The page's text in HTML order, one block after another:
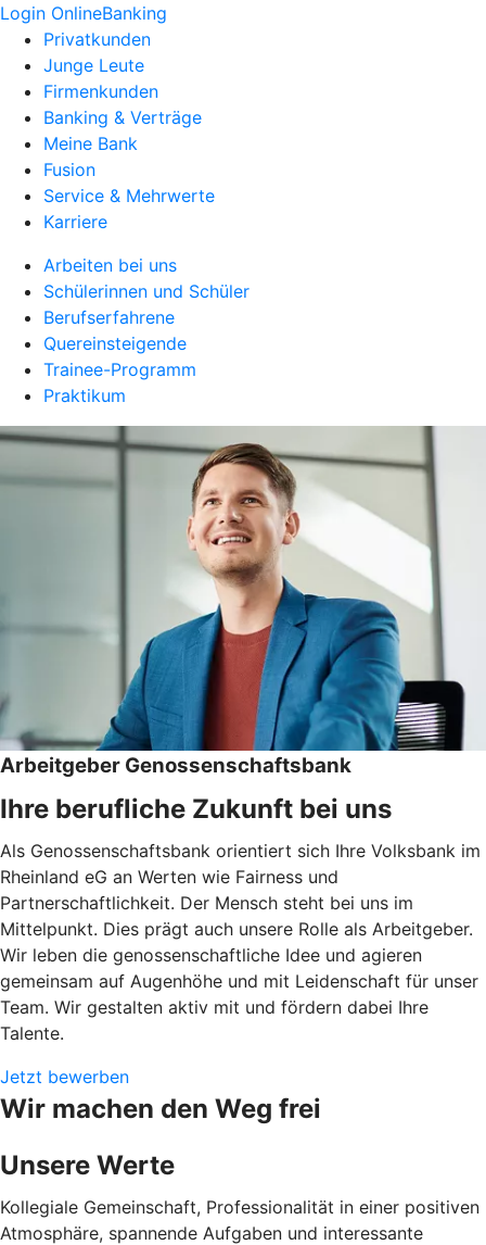
Login OnlineBanking
Privatkunden
Junge Leute
Firmenkunden
Banking & Verträge
Meine Bank
Fusion
Service & Mehrwerte
Karriere
Arbeiten bei uns
Schülerinnen und Schüler
Berufserfahrene
Quereinsteigende
Trainee-Programm
Praktikum
Arbeitgeber Genossenschaftsbank
Ihre berufliche Zukunft bei uns
Als Genossenschaftsbank orientiert sich Ihre Volksbank im
Rheinland eG an Werten wie Fairness und
Partnerschaftlichkeit. Der Mensch steht bei uns im
Mittelpunkt. Dies prägt auch unsere Rolle als Arbeitgeber.
Wir leben die genossenschaftliche Idee und agieren
gemeinsam auf Augenhöhe und mit Leidenschaft für unser
Team. Wir gestalten aktiv mit und fördern dabei Ihre
Talente.
Jetzt bewerben
Wir machen den Weg frei
Unsere Werte
Kollegiale Gemeinschaft, Professionalität in einer positiven
Atmosphäre, spannende Aufgaben und interessante